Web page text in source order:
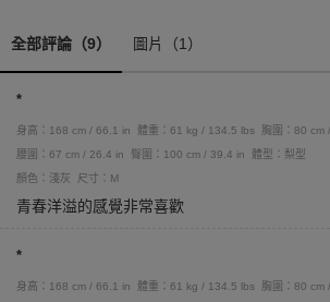
全部評論（9） 圖片（1）
*
身高：168 cm / 66.1 in 體重：61 kg / 134.5 lbs
胸圍：80 cm
腰圍：67 cm / 26.4 in
臀圍：100 cm / 39.4 in
體型：梨型
顏色：淺灰
尺寸：M
青春洋溢的感覺非常喜歡
*
身高：168 cm / 66.1 in 體重：61 kg / 134.5 lbs
胸圍：80 cm